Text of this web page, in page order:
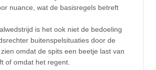
nuance, wat de basisregels betreft
is het ook niet de bedoeling
buitenspelsituaties door de
omdat de spits een beetje last van
of omdat het regent.